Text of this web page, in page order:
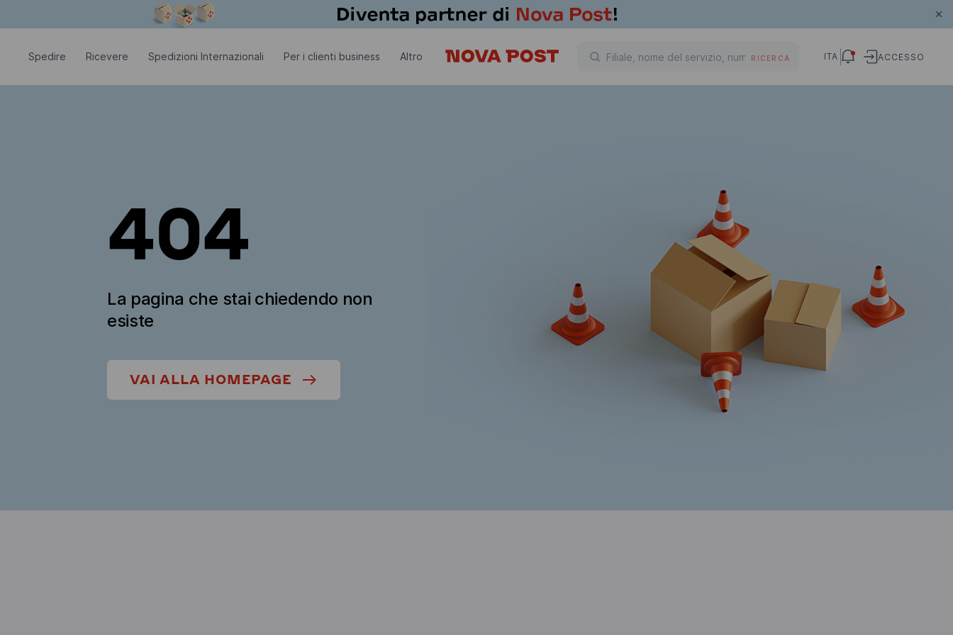
Spedire Ricevere Spedizioni Internazionali Per i clienti business Altro RICERCA ITA ACCESSO
404
La pagina che stai chiedendo non
esiste
VAI ALLA HOMEPAGE